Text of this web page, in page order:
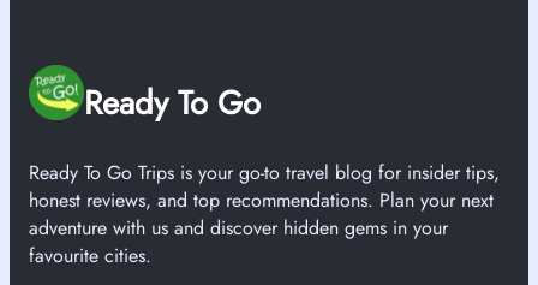
Ready To Go
Ready To Go Trips is your go-to travel blog for insider tips,
honest reviews, and top recommendations. Plan your next
adventure with us and discover hidden gems in your
favourite cities.